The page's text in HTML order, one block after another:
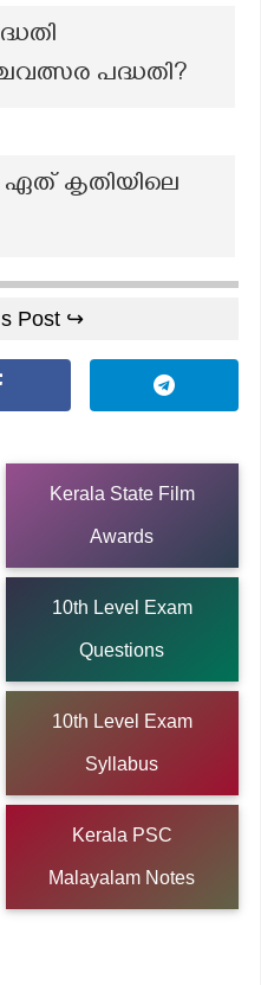
പദ്ധതി?
ഏത് കൃതിയിലെ
Post ↪
Kerala State Film
Awards
10th Level Exam
Questions
10th Level Exam
Syllabus
Kerala PSC
Malayalam Notes